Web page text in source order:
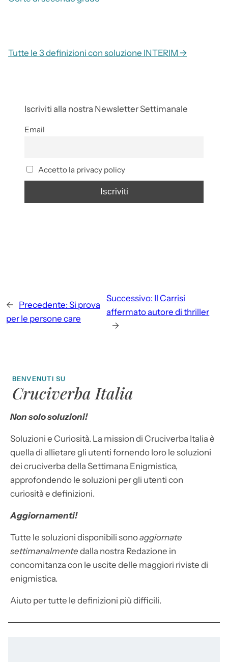
Tutte le 3 definizioni con soluzione INTERIM →
Iscriviti alla nostra Newsletter Settimanale
Email
Accetto la privacy policy
← Precedente: Si prova
per le persone care
Successivo: Il Carrisi
affermato autore di thriller
→
BENVENUTI SU
Cruciverba Italia
Non solo soluzioni!
Soluzioni e Curiosità. La mission di Cruciverba Italia è
quella di allietare gli utenti fornendo loro le soluzioni
dei cruciverba della Settimana Enigmistica,
approfondendo le soluzioni per gli utenti con
curiosità e definizioni.
Aggiornamenti!
Tutte le soluzioni disponibili sonoaggiornate
settimanalmente dalla nostra Redazione in
concomitanza con le uscite delle maggiori riviste di
enigmistica.
Aiuto per tutte le definizioni più difficili.